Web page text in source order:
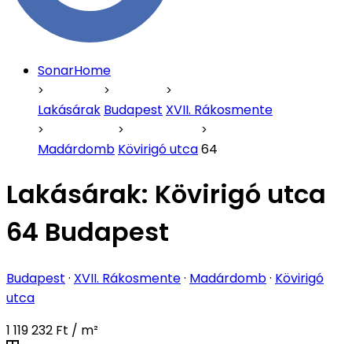
SonarHome
Lakásárak Budapest XVII. Rákosmente
Madárdomb Kövirigó utca64
Lakásárak: Kövirigó utca
64 Budapest
Budapest · XVII. Rákosmente· Madárdomb· Kövirigó
utca
1 119 232 Ft / m²